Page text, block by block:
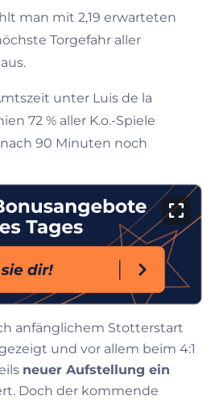
man mit 2,19 erwarteten
Torgefahr aller
unter Luis de la
72 % aller K.o.-Spiele
90 Minuten noch
anfänglichem Stotterstart
und vor allem beim 4:1
neuer Aufstellung ein
Doch der kommende